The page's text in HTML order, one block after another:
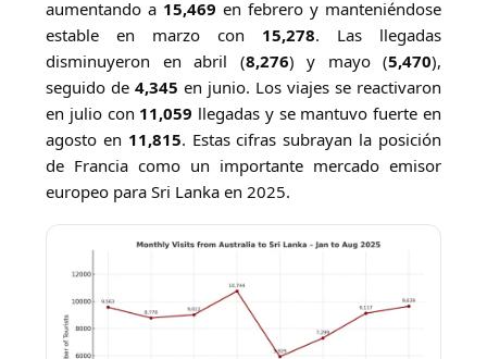
aumentando a 15,469 en febrero y manteniéndose
estable en marzo con 15,278. Las llegadas
disminuyeron en abril (8,276) y mayo (5,470),
seguido de 4,345 en junio. Los viajes se reactivaron
en julio con 11,059 llegadas y se mantuvo fuerte en
agosto en 11,815. Estas cifras subrayan la posición
de Francia como un importante mercado emisor
europeo para Sri Lanka en 2025.